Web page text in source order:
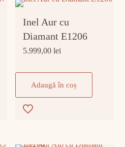
Inel Aur cu
Diamant E1206
5.999,00lei
Adaugă în coș